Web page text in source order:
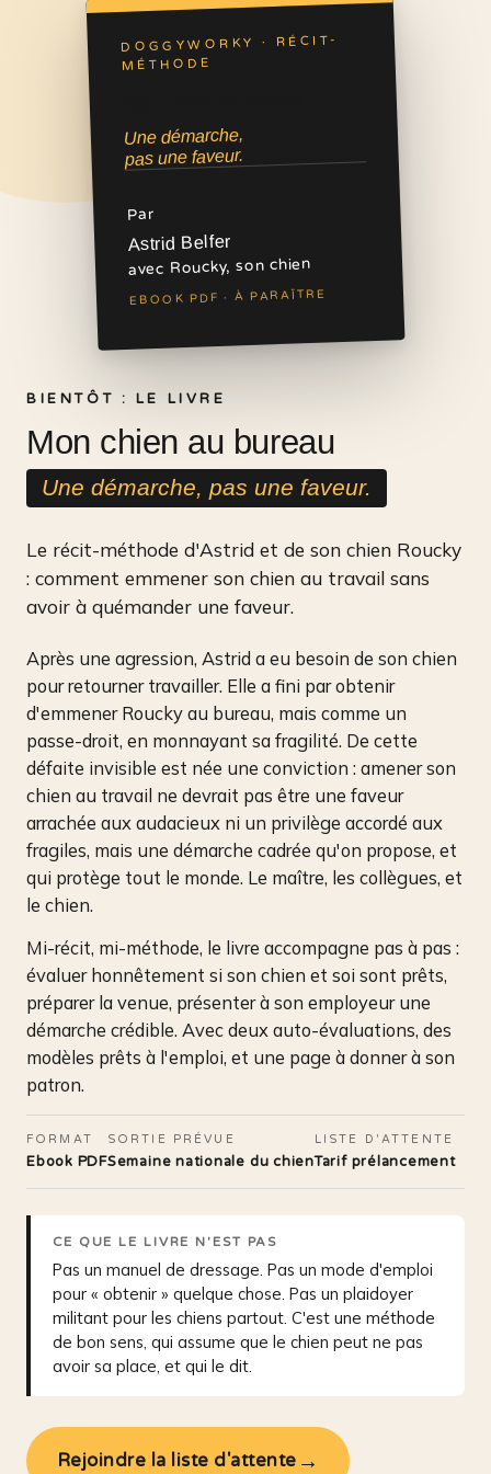
DOGGYWORKY · RÉCIT-
MÉTHODE
Une démarche,
pas une faveur.
Par
Astrid Belfer
avec Roucky, son chien
EBOOK PDF · À PARAÎTRE
BIENTÔT : LE LIVRE
Mon chien au bureau
Une démarche, pas une faveur.
Le récit-méthode d'Astrid et de son chien Roucky
: comment emmener son chien au travail sans
avoir à quémander une faveur.
Après une agression, Astrid a eu besoin de son chien
pour retourner travailler. Elle a fini par obtenir
d'emmener Roucky au bureau, mais comme un
passe-droit, en monnayant sa fragilité. De cette
défaite invisible est née une conviction : amener son
chien au travail ne devrait pas être une faveur
arrachée aux audacieux ni un privilège accordé aux
fragiles, mais une démarche cadrée qu'on propose, et
qui protège tout le monde. Le maître, les collègues, et
le chien.
Mi-récit, mi-méthode, le livre accompagne pas à pas :
évaluer honnêtement si son chien et soi sont prêts,
préparer la venue, présenter à son employeur une
démarche crédible. Avec deux auto-évaluations, des
modèles prêts à l'emploi, et une page à donner à son
patron.
FORMAT
Ebook PDF
SORTIE PRÉVUE
Semaine nationale du chien
LISTE D'ATTENTE
Tarif prélancement
CE QUE LE LIVRE N'EST PAS
Pas un manuel de dressage. Pas un mode d'emploi
pour « obtenir » quelque chose. Pas un plaidoyer
militant pour les chiens partout. C'est une méthode
de bon sens, qui assume que le chien peut ne pas
avoir sa place, et qui le dit.
Rejoindre la liste d'attente →